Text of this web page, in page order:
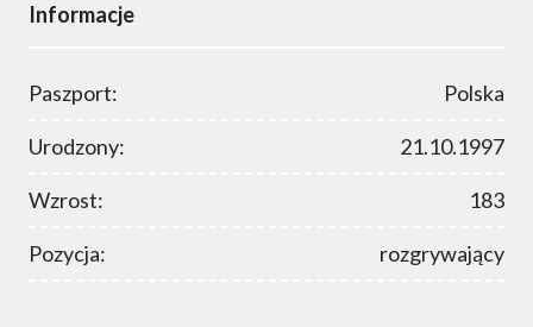
Informacje
Paszport: Polska
Urodzony: 21.10.1997
Wzrost: 183
Pozycja: rozgrywający